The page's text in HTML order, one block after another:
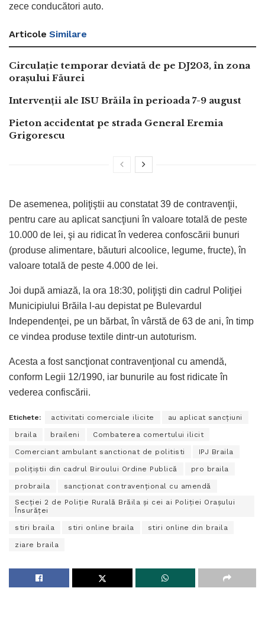
zece conducători auto.
Articole Similare
Circulație temporar deviată de pe DJ203, în zona
orașului Făurei
Intervenții ale ISU Brăila în perioada 7-9 august
Pieton accidentat pe strada General Eremia
Grigorescu
De asemenea, poliţiştii au constatat 39 de contravenţii,
pentru care au aplicat sancţiuni în valoare totală de peste
10.000 de lei, şi au ridicat în vederea confoscării bunuri
(produse alimentare, băuturi alcoolice, legume, fructe), în
valoare totală de peste 4.000 de lei.
Joi după amiază, la ora 18:30, poliţişti din cadrul Poliţiei
Municipiului Brăila l-au depistat pe Bulevardul
Independenţei, pe un bărbat, în vârstă de 63 de ani, în timp
ce vindea produse textile dintr-un autoturism.
Acesta a fost sancţionat contravenţional cu amendă,
conform Legii 12/1990, iar bunurile au fost ridicate în
vederea confiscării.
Etichete: activitati comerciale ilicite au aplicat sancţiuni
braila braileni Combaterea comertului ilicit
Comerciant ambulant sanctionat de politisti IPJ Braila
poliţiştii din cadrul Biroului Ordine Publică pro braila
probraila
sancționat contravențional cu amendă
Secţiei 2 de Poliţie Rurală Brăila şi cei ai Poliţiei Oraşului
Însurăţei
stiri braila stiri online braila stiri online din braila
ziare braila